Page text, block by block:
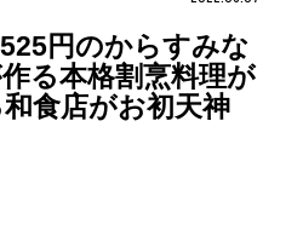
525円のからすみな
る本格割烹料理が
食店がお初天神